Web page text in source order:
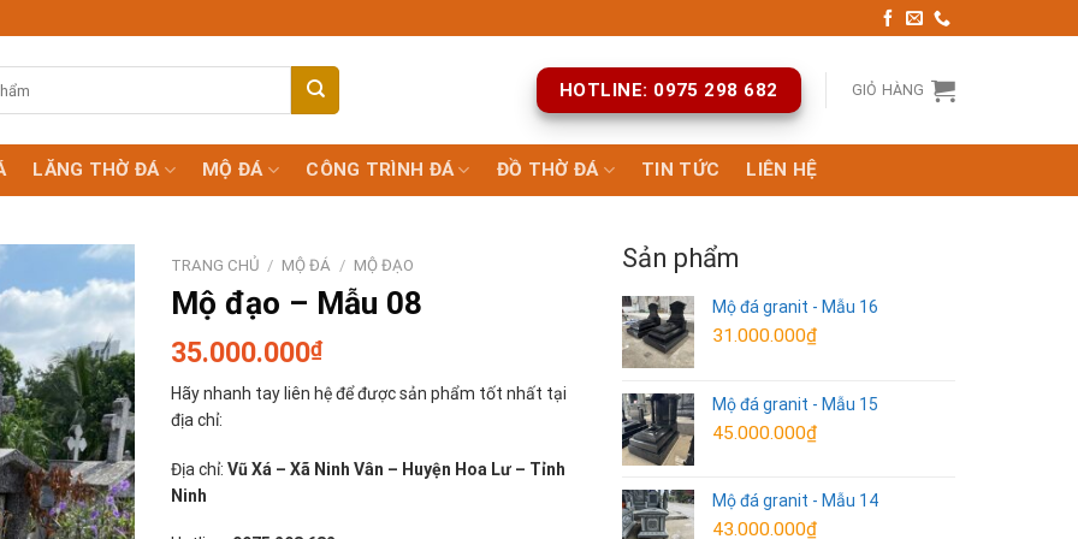
HOTLINE: 0975 298 682 GIỎ HÀNG
LĂNG THỜ ĐÁ MỘ ĐÁ CÔNG TRÌNH ĐÁ ĐỒ THỜ ĐÁ TIN TỨC LIÊN HỆ
TRANG CHỦ / MỘ ĐÁ / MỘ ĐẠO
Mộ đạo – Mẫu 08
35.000.000₫
Hãy nhanh tay liên hệ để được sản phẩm tốt nhất tại
địa chỉ:
Địa chỉ: Vũ Xá – Xã Ninh Vân – Huyện Hoa Lư – Tỉnh
Ninh
Sản phẩm
Mộ đá granit - Mẫu 16
31.000.000₫
Mộ đá granit - Mẫu 15
45.000.000₫
Mộ đá granit - Mẫu 14
43.000.000₫